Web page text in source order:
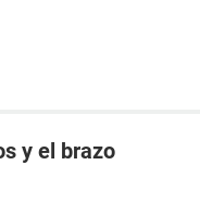
y el brazo